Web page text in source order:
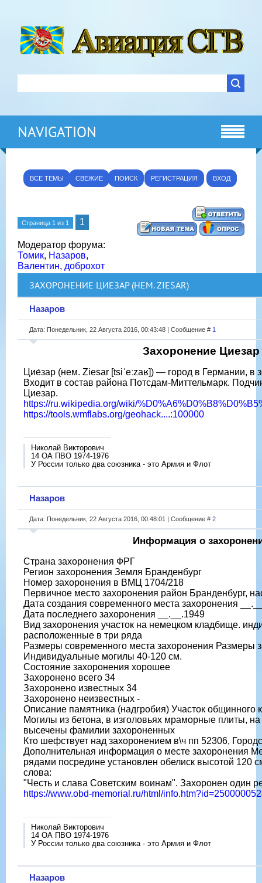
NAVIGATION
ВСЕ ТЕМЫ СВЕЖИЕ ПОИСК РЕГИСТРАЦИЯ ВХОД
Страница 1 из 1 1
Модератор форума:
Томик, Назаров,
Валентин, доброхот
ЗАХОРОНЕНИЕ ЦИЕЗАР (НЕМ. ZIESAR)
Назаров
Дата: Понедельник, 22 Августа 2016, 00:43:48 | Сообщение # 1
Захоронение Циезар
Цие́зар (нем. Ziesar [tsiˈeːzaʁ]) — город в Германии, в
Входит в состав района Потсдам-Миттельмарк.
Циезар.
https://ru.wikipedia.org/wiki/
https://tools.wmflabs.org/geohack....:100000
Николай Викторович
14 ОА ПВО 1974-1976
У России только два союзника - это Армия и Флот
Назаров
Дата: Понедельник, 22 Августа 2016, 00:48:01 | Сообщение # 2
Информация о
Страна захоронения ФРГ
Регион захоронения Земля Бранденбург
Номер захоронения в ВМЦ 1704/218
Первичное место захоронения район Бранденбург,
Дата создания современного места захоронения
Дата последнего захоронения __.__.1949
Вид захоронения участок на немецком кладбище.
расположенные в три ряда
Размеры современного места захоронения Размеры
Индивидуальные могилы 40-120 см.
Состояние захоронения хорошее
Захоронено всего 34
Захоронено известных 34
Захоронено неизвестных -
Описание памятника (надгробия) Участок общинного
Могилы из бетона, в изголовьях мраморные плиты, на
высечены фамилии захороненных
Кто шефствует над захоронением в\ч пп 52306,
Дополнительная информация о месте захоронения
рядами посредине установлен обелиск высотой 120
слова:
"Честь и слава Советским воинам". Захоронен один
https://www.obd-memorial.ru/html/
Николай Викторович
14 ОА ПВО 1974-1976
У России только два союзника - это Армия и Флот
Назаров